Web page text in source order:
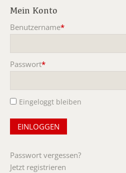
Mein Konto
Benutzername*
Passwort*
Eingeloggt bleiben
Passwort vergessen?
Jetzt registrieren